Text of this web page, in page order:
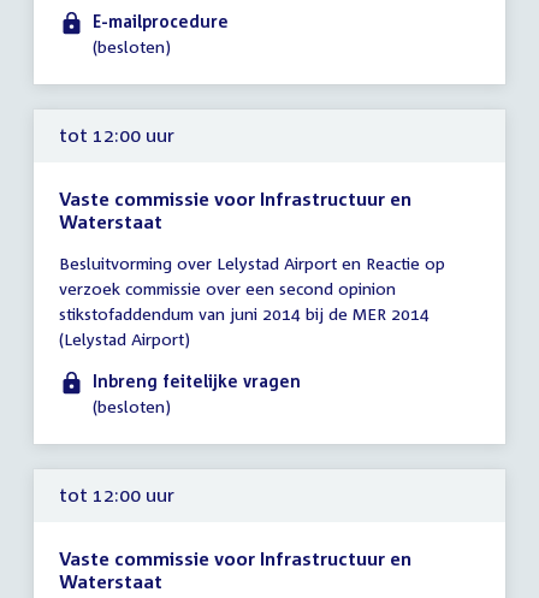
uur
E-mailprocedure
(besloten)
tot 12:00 uur
Vaste commissie voor Infrastructuur en
Waterstaat
vergadering
tot
12:00
uur
Besluitvorming over Lelystad Airport en Reactie op
verzoek commissie over een second opinion
stikstofaddendum van juni 2014 bij de MER 2014
(Lelystad Airport)
Inbreng feitelijke vragen
(besloten)
tot 12:00 uur
Vaste commissie voor Infrastructuur en
Waterstaat